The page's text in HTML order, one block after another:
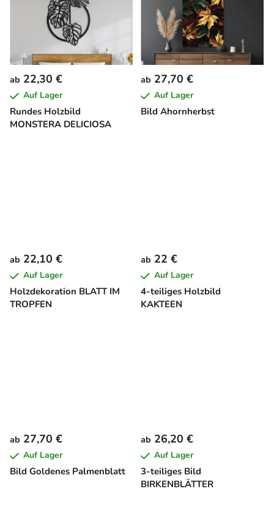
Rundes Holzbild
MONSTERA DELICIOSA
ab 22,30 €
Auf Lager
Bild Ahornherbst
ab 27,70 €
Auf Lager
Holzdekoration BLATT IM
TROPFEN
ab 22,10 €
Auf Lager
4-teiliges Holzbild
KAKTEEN
ab 22 €
Auf Lager
Bild Goldenes Palmenblatt
ab 27,70 €
Auf Lager
3-teiliges Bild
BIRKENBLÄTTER
ab 26,20 €
Auf Lager